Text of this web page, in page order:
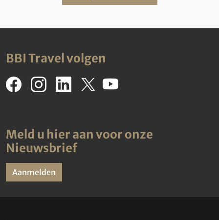
BBI Travel volgen
Meld u hier aan voor onze
Nieuwsbrief
Aanmelden